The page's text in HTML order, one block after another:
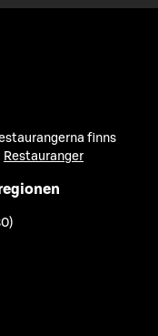
finns
Restauranger